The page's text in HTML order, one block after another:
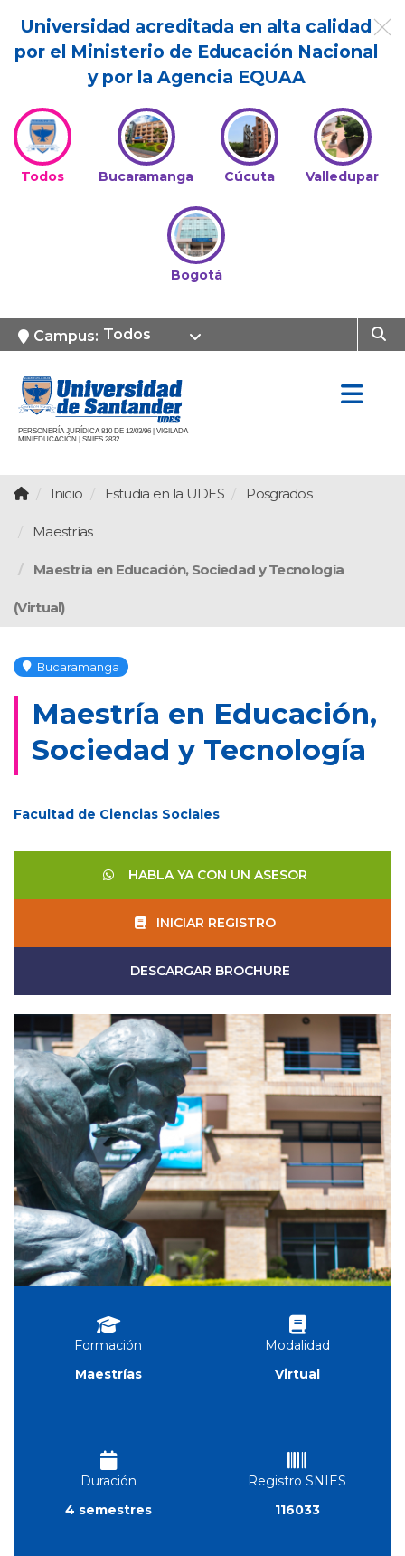
Universidad acreditada en alta calidad
por el Ministerio de Educación Nacional
y por la Agencia EQUAA
Todos Bucaramanga Cúcuta Valledupar
Bogotá
Campus: Todos
PERSONERÍA JURÍDICA 810 DE 12/03/96 | VIGILADA
MINIEDUCACIÓN | SNIES 2832
Inicio Estudia en la UDES Posgrados
Maestrías
Maestría en Educación, Sociedad y Tecnología
(Virtual)
Bucaramanga
Maestría en Educación,
Sociedad y Tecnología
Facultad de Ciencias Sociales
HABLA YA CON UN ASESOR
INICIAR REGISTRO
DESCARGAR BROCHURE
Formación
Maestrías
Modalidad
Virtual
Duración
4 semestres
Registro SNIES
116033